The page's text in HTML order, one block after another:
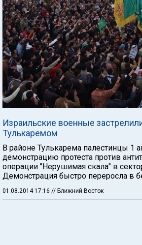
Израильские военные
Тулькаремом
В районе Тулькарема палестинцы 1
демонстрацию протеста против
операции "Нерушимая скала" в
Демонстрация быстро переросла в
01.08.2014 17:16 // Ближний Восток